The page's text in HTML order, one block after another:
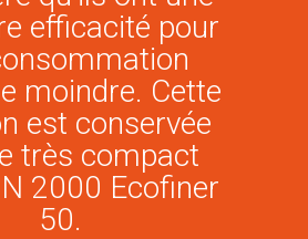
efficacité pour
moindre. Cette
est conservée
très compact
2000 Ecofiner
50.